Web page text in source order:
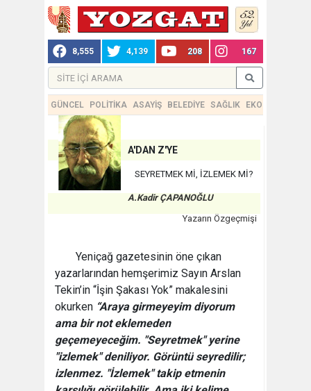
8,555 4,139 208 167
GÜNCEL POLİTİKA ASAYİŞ BELEDİYE SAĞLIK EKONOMİ
A'DAN Z'YE
SEYRETMEK Mİ, İZLEMEK Mİ?
A.Kadir ÇAPANOĞLU
Yazarın Özgeçmişi
Yeniçağ gazetesinin öne çıkan
yazarlarından hemşerimiz Sayın Arslan
Tekin’in “İşin Şakası Yok” makalesini
okurken “Araya girmeyeyim diyorum
ama bir not eklemeden
geçemeyeceğim. "Seyretmek" yerine
"izlemek" deniliyor. Görüntü seyredilir;
izlenmez. "İzlemek" takip etmenin